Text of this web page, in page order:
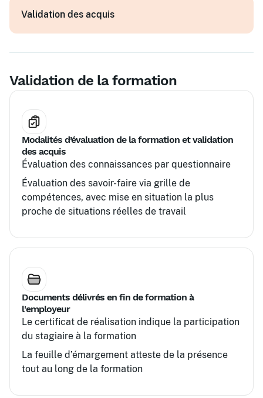
Ajuster la stratégie pour optimiser les
conversions
Validation des acquis
Validation de la formation
Modalités d’évaluation de la formation et validation
des acquis
Évaluation des connaissances par questionnaire
Évaluation des savoir-faire via grille de
compétences, avec mise en situation la plus
proche de situations réelles de travail
Documents délivrés en fin de formation à
l'employeur
Le certificat de réalisation indique la participation
du stagiaire à la formation
La feuille d’émargement atteste de la présence
tout au long de la formation